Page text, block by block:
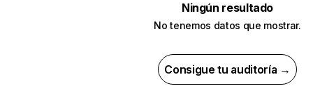
Ningún resultado
No tenemos datos que mostrar.
Consigue tu auditoría →